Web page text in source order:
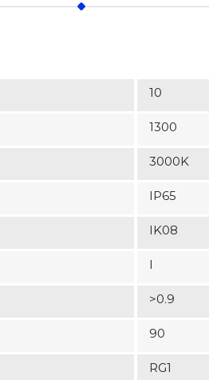
10
1300
3000K
IP65
IK08
I
>0.9
90
RG1